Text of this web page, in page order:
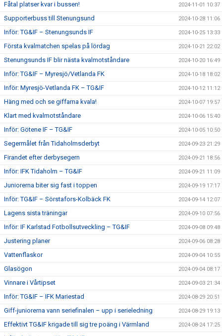
Fåtal platser kvar i bussen! 2024-11-01 10:37
Supporterbuss till Stenungsund 2024-10-28 11:06
Inför: TG&IF – Stenungsunds IF 2024-10-25 13:33
Första kvalmatchen spelas på lördag 2024-10-21 22:02
Stenungsunds IF blir nästa kvalmotståndare 2024-10-20 16:49
Inför: TG&IF – Myresjö/Vetlanda FK 2024-10-18 18:02
Inför: Myresjö-Vetlanda FK – TG&IF 2024-10-12 11:12
Häng med och se giffarna kvala! 2024-10-07 19:57
Klart med kvalmotståndare 2024-10-06 15:40
Inför: Götene IF – TG&IF 2024-10-05 10:50
Segermålet från Tidaholmsderbyt 2024-09-23 21:29
Firandet efter derbysegern 2024-09-21 18:56
Inför: IFK Tidaholm – TG&IF 2024-09-21 11:09
Juniorerna biter sig fast i toppen 2024-09-19 17:17
Inför: TG&IF – Sörstafors-Kolbäck FK 2024-09-14 12:07
Lagens sista träningar 2024-09-10 07:56
Inför: IF Karlstad Fotbollsutveckling – TG&IF 2024-09-08 09:48
Justering planer 2024-09-06 08:28
Vattenflaskor 2024-09-04 10:55
Glasögon 2024-09-04 08:17
Vinnare i Vårtipset 2024-09-03 21:34
Inför: TG&IF – IFK Mariestad 2024-08-29 20:51
Giff-juniorerna vann seriefinalen – upp i serieledning 2024-08-29 19:13
Effektivt TG&IF krigade till sig tre poäng i Värmland 2024-08-24 17:25